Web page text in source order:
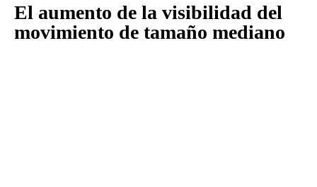
El aumento de la visibilidad del
movimiento de tamaño mediano